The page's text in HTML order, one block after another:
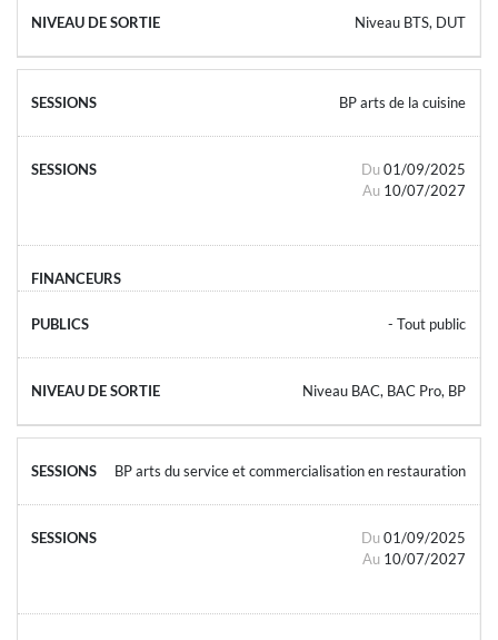
Niveau BTS, DUT
BP arts de la cuisine
Du 01/09/2025
Au 10/07/2027
- Tout public
Niveau BAC, BAC Pro, BP
BP arts du service et commercialisation en restauration
Du 01/09/2025
Au 10/07/2027